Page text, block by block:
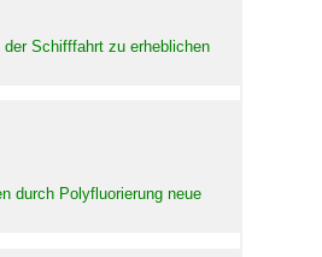
Schifffahrt zu erheblichen
durch Polyfluorierung neue